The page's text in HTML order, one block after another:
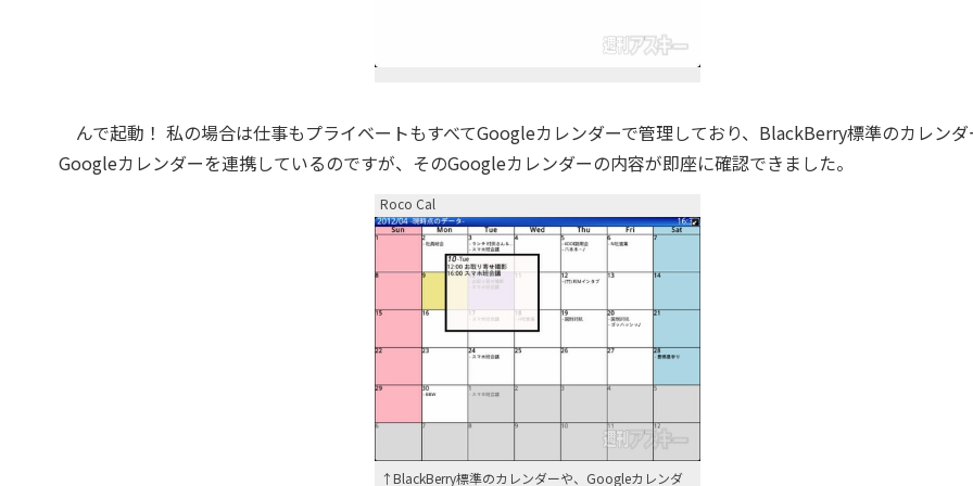
んで起動！ 私の場合は仕事もプライベートもすべてGoogleカレンダーで管理しており、BlackBerry標準のカレン
Googleカレンダーを連携しているのですが、そのGoogleカレンダーの内容が即座に確認できました。
Roco Cal
↑BlackBerry標準のカレンダーや、Googleカレンダ